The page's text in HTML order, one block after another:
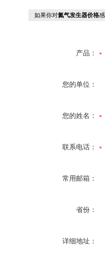
如果你对氮气发生器价格
产品：
您的单位：
您的姓名：
联系电话：
常用邮箱：
省份：
详细地址：